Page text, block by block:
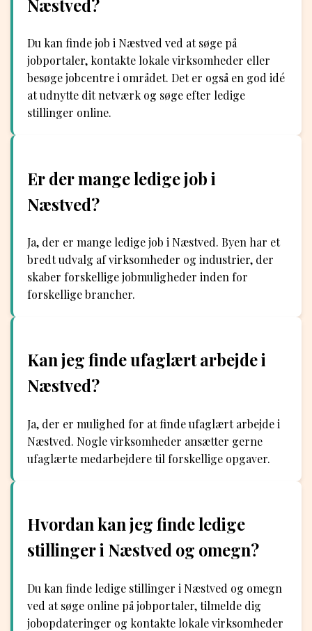
Næstved?
Du kan finde job i Næstved ved at søge på
jobportaler, kontakte lokale virksomheder eller
besøge jobcentre i området. Det er også en god idé
at udnytte dit netværk og søge efter ledige
stillinger online.
Er der mange ledige job i
Næstved?
Ja, der er mange ledige job i Næstved. Byen har et
bredt udvalg af virksomheder og industrier, der
skaber forskellige jobmuligheder inden for
forskellige brancher.
Kan jeg finde ufaglært arbejde i
Næstved?
Ja, der er mulighed for at finde ufaglært arbejde i
Næstved. Nogle virksomheder ansætter gerne
ufaglærte medarbejdere til forskellige opgaver.
Hvordan kan jeg finde ledige
stillinger i Næstved og omegn?
Du kan finde ledige stillinger i Næstved og omegn
ved at søge online på jobportaler, tilmelde dig
jobopdateringer og kontakte lokale virksomheder